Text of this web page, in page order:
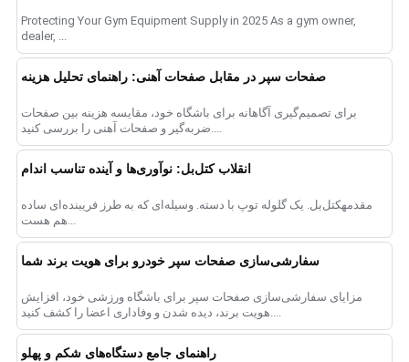
Protecting Your Gym Equipment Supply in 2025 As a gym owner,
dealer, ...
صفحات سپر در مقابل صفحات آهنی: راهنمای تحلیل هزینه
برای تصمیم‌گیری آگاهانه برای باشگاه خود، مقایسه هزینه بین صفحات
انقلاب کتل‌بل: نوآوری‌ها و آینده تناسب اندام
مقدمهکتل‌بل. یک گلوله توپ با دسته. وسیله‌ای که به طرز فریبنده‌ای ساده
سفارشی‌سازی صفحات سپر خودرو برای هویت برند شما
مزایای سفارشی‌سازی صفحات سپر برای باشگاه ورزشی خود، افزایش
هویت برند، دیده شدن و وفاداری اعضا را کشف کنید....
راهنمای جامع دستگاه‌های شکم و پهلو